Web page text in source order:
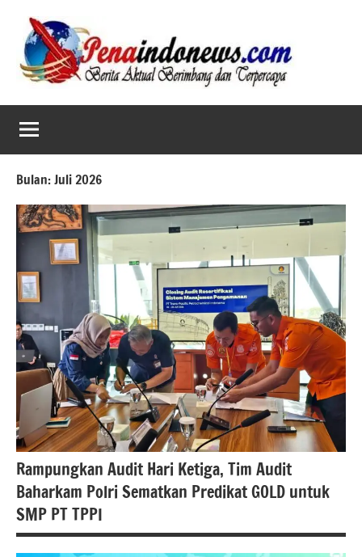
content
Bulan:Juli 2026
Rampungkan Audit Hari Ketiga, Tim Audit
Baharkam Polri Sematkan Predikat GOLD untuk
SMP PT TPPI